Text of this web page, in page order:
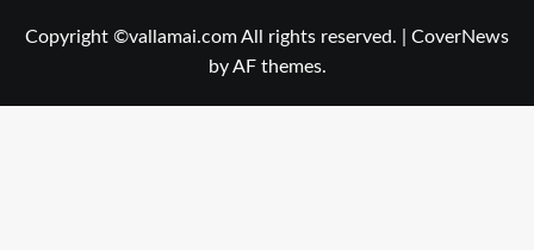
Copyright ©vallamai.com All rights reserved.
CoverNews
by AF themes.